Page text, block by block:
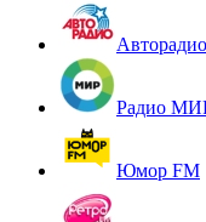
Авторадио
Радио
Юмор FM